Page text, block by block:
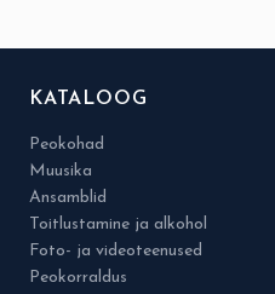
KATALOOG
Peokohad
Muusika
Ansamblid
Toitlustamine ja alkohol
Foto- ja videoteenused
Peokorraldus